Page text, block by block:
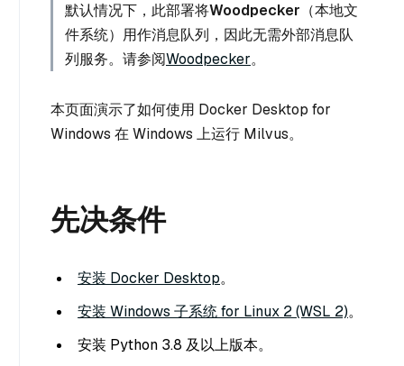
默认情况下，此部署将Woodpecker （本地文
件系统）用作消息队列，因此无需外部消息队
列服务。请参阅Woodpecker。
本页面演示了如何使用 Docker Desktop for
Windows 在 Windows 上运行 Milvus。
先决条件
安装 Docker Desktop。
安装 Windows 子系统 for Linux 2 (WSL 2)。
安装 Python 3.8 及以上版本。